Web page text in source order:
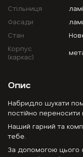
Стільниця
Фасади
Стан
Корпус
(каркас)
Опис
Набридло шукати
постійно
Наший гарний та
тебе.
За допомогою цього